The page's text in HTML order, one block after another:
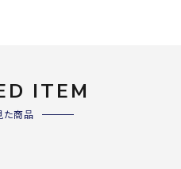
ITEM
た商品